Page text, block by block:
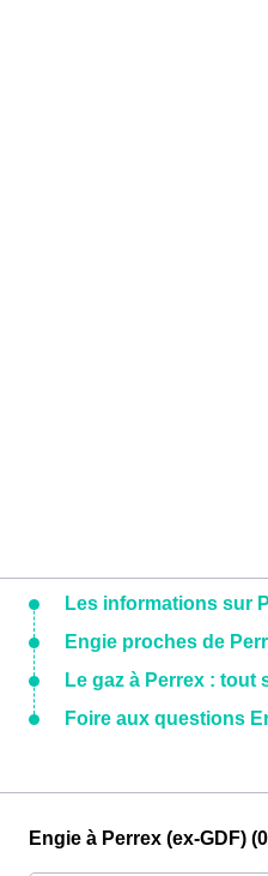
Les informations sur
Engie proches de
Le gaz à Perrex :
Foire aux questions
Engie à Perrex (ex-GDF)